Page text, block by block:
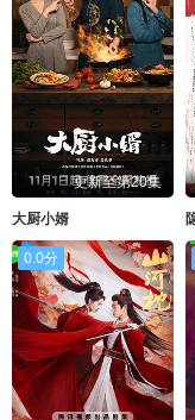
更新至第20集
大厨小婿
0.0分